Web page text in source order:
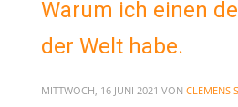
Warum ich einen
der Welt habe.
MITTWOCH, 16 JUNI 2021 VON CLEMENS